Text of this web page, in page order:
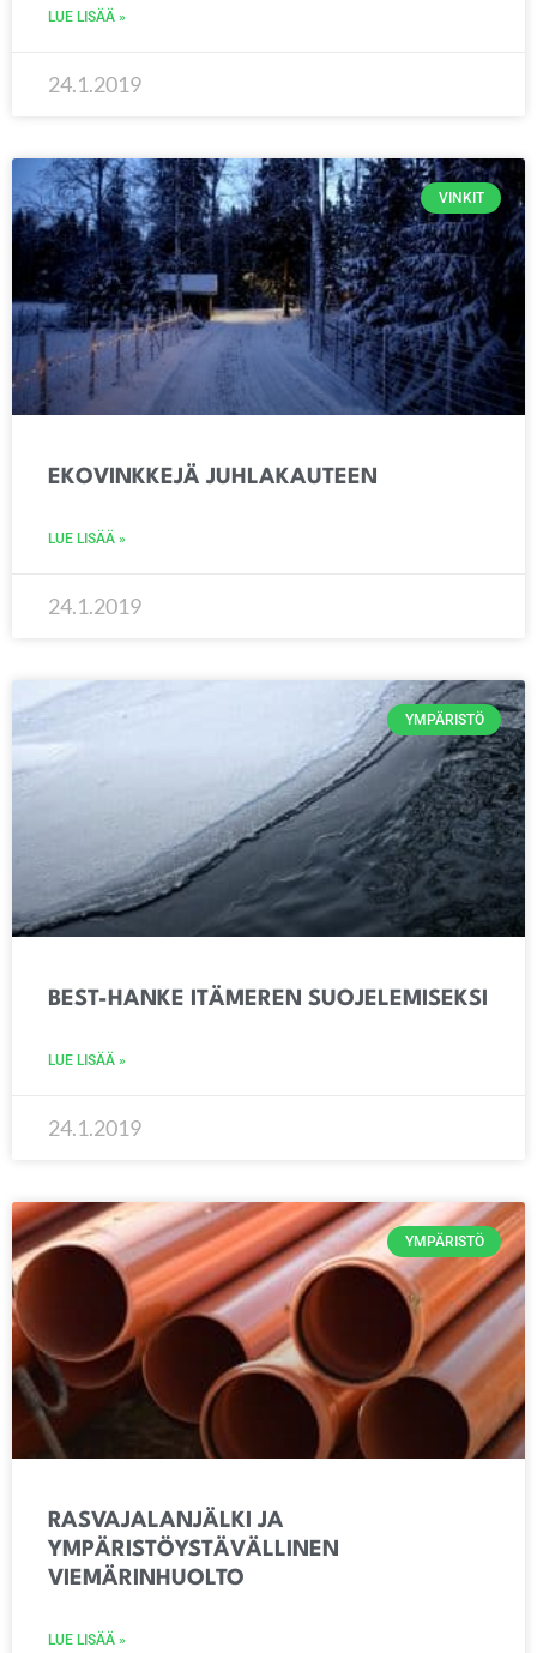
LUE LISÄÄ »
24.1.2019
VINKIT
EKOVINKKEJÄ JUHLAKAUTEEN
LUE LISÄÄ »
24.1.2019
YMPÄRISTÖ
BEST-HANKE ITÄMEREN SUOJELEMISEKSI
LUE LISÄÄ »
24.1.2019
YMPÄRISTÖ
RASVAJALANJÄLKI JA
YMPÄRISTÖYSTÄVÄLLINEN
VIEMÄRINHUOLTO
LUE LISÄÄ »